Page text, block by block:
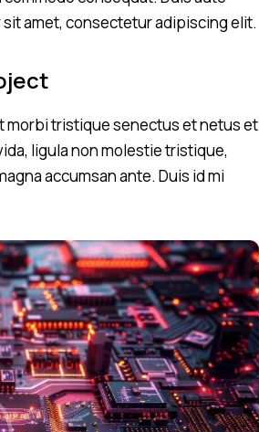
amet, consectetur adipiscing elit.
morbi tristique senectus et netus et
ligula non molestie tristique,
accumsan ante. Duis id mi